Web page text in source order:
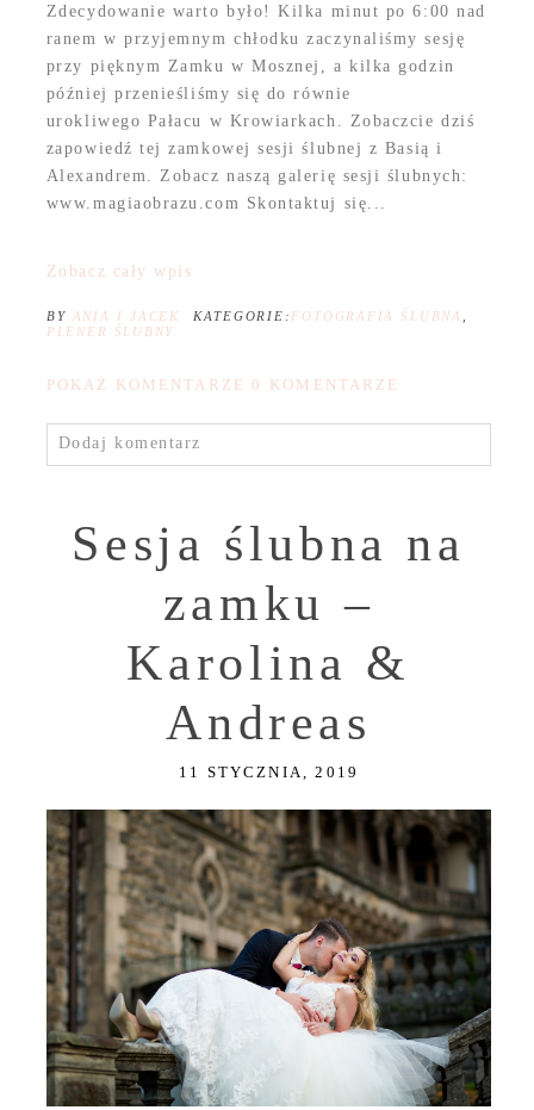
Zdecydowanie warto było! Kilka minut po 6:00 nad
ranem w przyjemnym chłodku zaczynaliśmy sesję
przy pięknym Zamku w Mosznej, a kilka godzin
później przenieśliśmy się do równie
urokliwego Pałacu w Krowiarkach. Zobaczcie dziś
zapowiedź tej zamkowej sesji ślubnej z Basią i
Alexandrem. Zobacz naszą galerię sesji ślubnych:
www.magiaobrazu.com Skontaktuj się...
Zobacz cały wpis
BY ANIA I JACEK KATEGORIE: FOTOGRAFIA ŚLUBNA
PLENER ŚLUBNY
POKAŻ KOMENTARZE 0 KOMENTARZE
Dodaj komentarz
Sesja ślubna na
zamku –
Karolina &
Andreas
11 STYCZNIA, 2019